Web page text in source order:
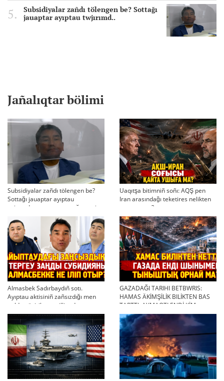
Subsidiyalar zañdı tölengen be? Sottağı
jauaptar ayıptau twjırımd..
Jañalıqtar bölimi
Subsidiyalar zañdı tölengen be?
Sottağı jauaptar ayıptau
twjırımdarın qayta qarauğa negiz
bola ala ma?
Uaqıtşa bitimniñ soñı: AQŞ pen
Iran arasındağı teketires nelikten
qayta uşıqtı?
Almasbek Sadırbaydıñ sotı.
Ayıptau aktisiniñ zañsızdığı men
qoldan ösirilgen milliondar
GAZADAĞI TARIHI BETBWRIS:
HAMAS ÄKİMŞİLİK BILİKTEN BAS
TARTTI. AYMAQTI ENDİ KİM
BASQARADI?